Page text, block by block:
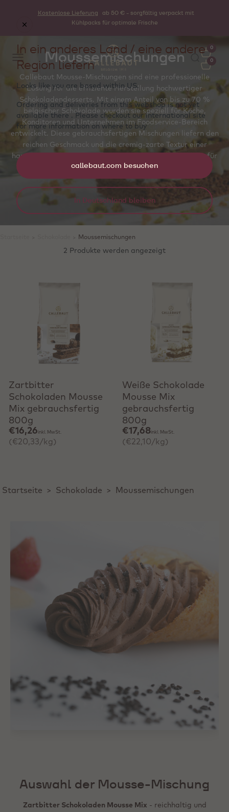
Kostenlose Lieferung
ab 50 € - sorgfältig verpackt mit
Kühlpacks für optimale Frische
0
0
Moussemischungen
Callebaut Mousse-Mischungen sind eine professionelle
Lösung für die effiziente Herstellung hochwertiger
Schokoladendesserts. Mit einem Anteil von bis zu 70 %
belgischer Schokolade wurden sie speziell für Köche,
Konditoren und Unternehmen im Foodservice-Bereich
entwickelt. Diese gebrauchsfertigen Mischungen liefern den
reichen Geschmack und die cremig-zarte Textur einer
hausgemachten Mousse und sorgen in wenigen Minuten für
gleichbleibend zuverlässige Ergebnisse.
Moussemischungen
2 Produkte werden angezeigt
Schnell hinzufügen
Zartbitter
Schokoladen Mousse
Mix gebrauchsfertig
800g
€16,26 inkl. MwSt.
(€20,33/kg)
Schnell hinzufügen
Weiße Schokolade
Mousse Mix
gebrauchsfertig
800g
€17,68inkl. MwSt.
(€22,10/kg)
Startseite > Schokolade > Moussemischungen
Auswahl der Mousse-Mischung
Zartbitter Schokoladen Mousse Mix - reichhaltig und
2. Aufschlagen, bis eine glatte, cremige und luftige
In ein anderes Land / eine andere
Region liefern
Looks like you are based withinUS.
Ordering and deliveries from this webshop is not yet
available there . Please checkout our international site
for more information on where to buy callebaut.com
callebaut.com besuchen
In Deutschland bleiben